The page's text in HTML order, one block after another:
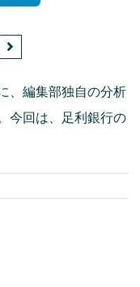
、編集部独自の分析
今回は、足利銀行の